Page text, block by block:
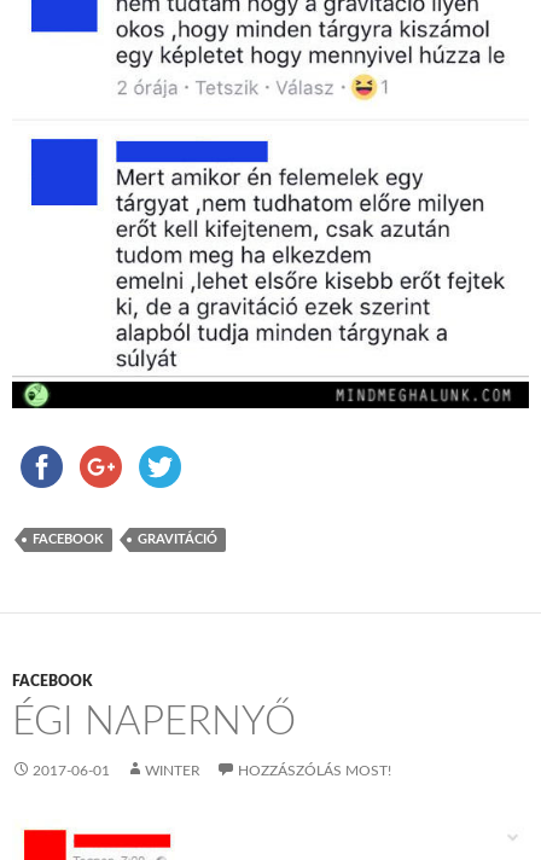
FACEBOOK GRAVITÁCIÓ
FACEBOOK
ÉGI NAPERNYŐ
2017-06-01 WINTER HOZZÁSZÓLÁS MOST!